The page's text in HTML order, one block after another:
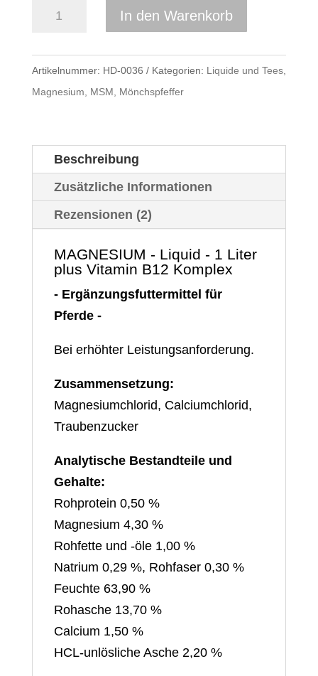
MAGNESIUM
plus
Vitamin
Menge
In den Warenkorb
Artikelnummer: HD-0036 Kategorien: Liquide und Tees,
Magnesium, MSM, Mönchspfeffer
Beschreibung
Zusätzliche Informationen
Rezensionen (2)
MAGNESIUM - Liquid - 1 Liter
plus Vitamin B12 Komplex
- Ergänzungsfuttermittel für
Pferde -
Bei erhöhter Leistungsanforderung.
Zusammensetzung:
Magnesiumchlorid, Calciumchlorid,
Traubenzucker
Analytische Bestandteile und
Gehalte:
Rohprotein 0,50 %
Magnesium 4,30 %
Rohfette und -öle 1,00 %
Natrium 0,29 %, Rohfaser 0,30 %
Feuchte 63,90 %
Rohasche 13,70 %
Calcium 1,50 %
HCL-unlösliche Asche 2,20 %